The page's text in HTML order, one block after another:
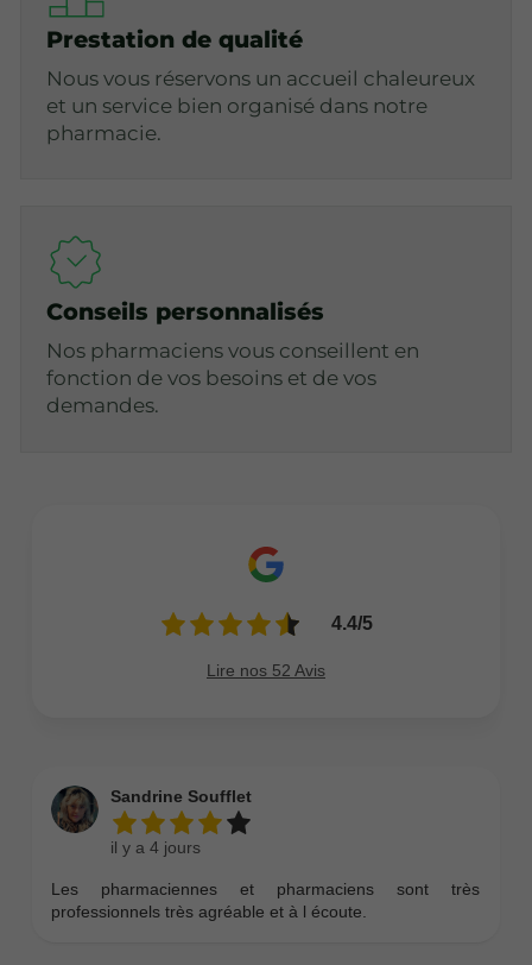
Prestation de qualité
Nous vous réservons un accueil chaleureux
et un service bien organisé dans notre
pharmacie.
Conseils personnalisés
Nos pharmaciens vous conseillent en
fonction de vos besoins et de vos
demandes.